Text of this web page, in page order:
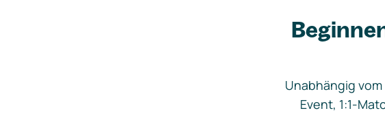
Unabhängig
Event, 1:1-